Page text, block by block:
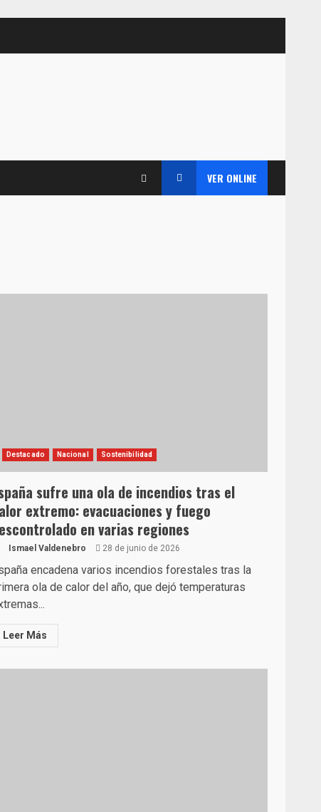
VER ONLINE
Destacado Nacional Sostenibilidad
sufre una ola de incendios tras el
extremo: evacuaciones y fuego
en varias regiones
Ismael Valdenebro 28 de junio de 2026
encadena varios incendios forestales tras la
ola de calor del año, que dejó temperaturas
Leer Más